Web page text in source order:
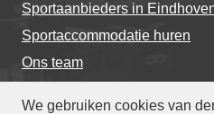
We gebruiken cookies van
Sportaanbieders in
Sportaccommodatie huren
Ons team